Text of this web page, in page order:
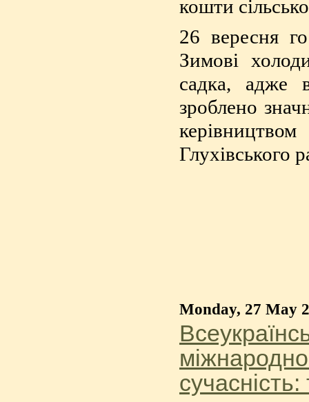
кошти
26 вересня
Зимові
садка, адже
зроблено
Глухівського
Monday, 27 May